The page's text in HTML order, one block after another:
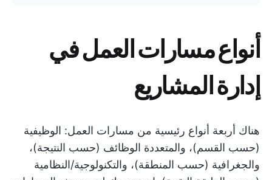
أنواع مسارات العمل في
إدارة المشاريع
هناك أربعة أنواع رئيسية من مسارات العمل: الوظيفية
(حسب القسم)، والمتعددة الوظائف (حسب النتيجة)،
والجغرافية (حسب المنطقة)، والتكنولوجية/النظامية